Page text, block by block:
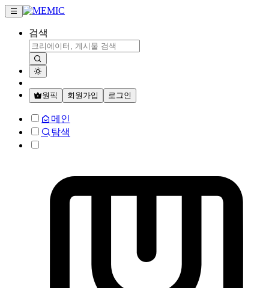
검색
원픽 회원가입 로그인
메인
탐색